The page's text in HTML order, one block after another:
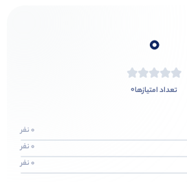
0
تعداد امتیازها0
0 نفر
0 نفر
0 نفر